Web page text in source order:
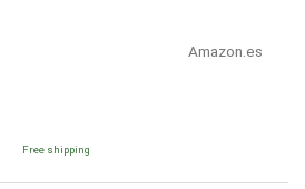
Amazon.es
Free shipping